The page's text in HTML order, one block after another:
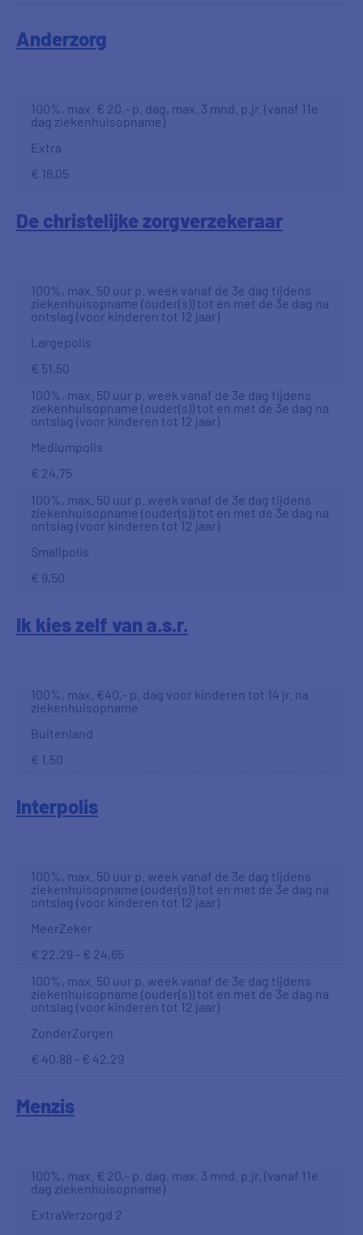
Anderzorg
100%, max. € 20,- p. dag, max. 3 mnd. p.jr. (vanaf 11e
dag ziekenhuisopname)
Extra
€ 16,05
De christelijke zorgverzekeraar
100%, max. 50 uur p. week vanaf de 3e dag tijdens
ziekenhuisopname (ouder(s)) tot en met de 3e dag na
ontslag (voor kinderen tot 12 jaar)
Largepolis
€ 51,50
100%, max. 50 uur p. week vanaf de 3e dag tijdens
ziekenhuisopname (ouder(s)) tot en met de 3e dag na
ontslag (voor kinderen tot 12 jaar)
Mediumpolis
€ 24,75
100%, max. 50 uur p. week vanaf de 3e dag tijdens
ziekenhuisopname (ouder(s)) tot en met de 3e dag na
ontslag (voor kinderen tot 12 jaar)
Smallpolis
€ 9,50
Ik kies zelf van a.s.r.
100%, max. €40,- p. dag voor kinderen tot 14 jr. na
ziekenhuisopname
Buitenland
€ 1,50
Interpolis
100%, max. 50 uur p. week vanaf de 3e dag tijdens
ziekenhuisopname (ouder(s)) tot en met de 3e dag na
ontslag (voor kinderen tot 12 jaar)
MeerZeker
€ 22,29 - € 24,65
100%, max. 50 uur p. week vanaf de 3e dag tijdens
ziekenhuisopname (ouder(s)) tot en met de 3e dag na
ontslag (voor kinderen tot 12 jaar)
ZonderZorgen
€ 40,88 - € 42,29
Menzis
100%, max. € 20,- p. dag, max. 3 mnd. p.jr. (vanaf 11e
dag ziekenhuisopname)
ExtraVerzorgd 2